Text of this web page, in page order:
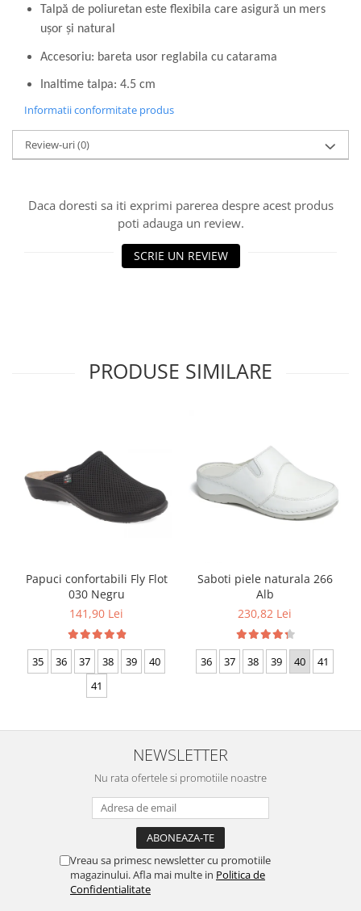
Talpă de poliuretan este flexibila care asigură un mers
uşor şi natural
Accesoriu: bareta usor reglabila cu catarama
Inaltime talpa: 4.5 cm
Informatii conformitate produs
Review-uri(0)
Daca doresti sa iti exprimi parerea despre acest produs
poti adauga un review.
SCRIE UN REVIEW
PRODUSE SIMILARE
Papuci confortabili Fly Flot
030 Negru
141,90 Lei
35 36 37 38 39
40
41
Saboti piele naturala 266
Alb
230,82 Lei
36 37 38 39 40 41
NEWSLETTER
Nu rata ofertele si promotiile noastre
Vreau sa primesc newsletter cu promotiile
magazinului. Afla mai multe in Politica de
Confidentialitate